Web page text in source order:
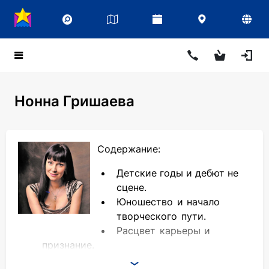
Нонна Гришаева
Содержание:
Детские годы и дебют не
сцене.
Юношество и начало
творческого пути.
Расцвет карьеры и
признание.
Подробности личной жизни.